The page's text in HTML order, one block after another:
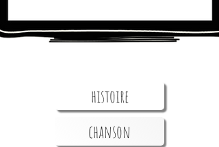
histoire
chanson